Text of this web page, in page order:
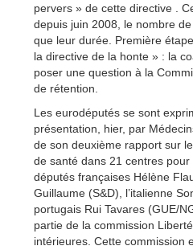
pervers » de cette directive .
depuis juin 2008, le nombre
que leur durée. Première
la directive de la honte » : la
poser une question à la
de rétention.
Les eurodéputés se sont
présentation, hier, par
de son deuxième rapport sur
de santé dans 21 centres
députés françaises Hélène
Guillaume (S&D), l’italienne
portugais Rui Tavares (GUE/
partie de la commission
intérieures. Cette commission